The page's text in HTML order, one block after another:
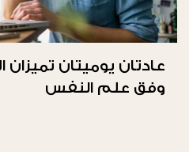
عادتان يوميتان تميزان
وفق علم النفس